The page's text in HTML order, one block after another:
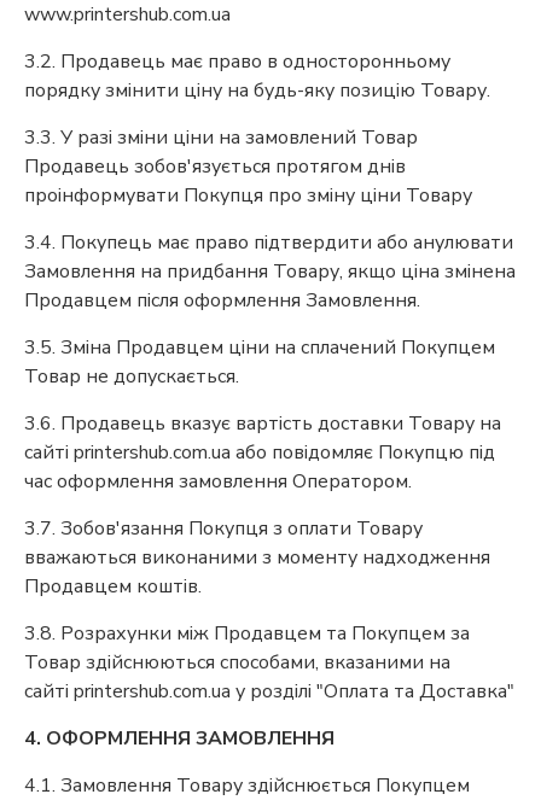
www.printershub.com.ua
3.2. Продавець має право в односторонньому
порядку змінити ціну на будь-яку позицію Товару.
3.3. У разі зміни ціни на замовлений Товар
Продавець зобов'язується протягом днів
проінформувати Покупця про зміну ціни Товару
3.4. Покупець має право підтвердити або анулювати
Замовлення на придбання Товару, якщо ціна змінена
Продавцем після оформлення Замовлення.
3.5. Зміна Продавцем ціни на сплачений Покупцем
Товар не допускається.
3.6. Продавець вказує вартість доставки Товару на
сайті printershub.com.ua або повідомляє Покупцю під
час оформлення замовлення Оператором.
3.7. Зобов'язання Покупця з оплати Товару
вважаються виконаними з моменту надходження
Продавцем коштів.
3.8. Розрахунки між Продавцем та Покупцем за
Товар здійснюються способами, вказаними на
сайті printershub.com.ua у розділі "Оплата та Доставка"
4. ОФОРМЛЕННЯ ЗАМОВЛЕННЯ
4.1. Замовлення Товару здійснюється Покупцем